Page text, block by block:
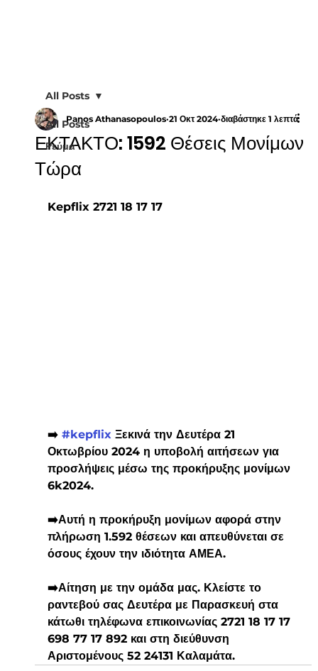
All Posts
Ρεύμα
All Posts
ΕΚΤΑΚΤΟ: 1592 Θέσεις Μονίμων
Τώρα
Panos Athanasopoulos 21 Οκτ 2024 διαβάστηκε 1 λεπτά
Kepflix 2721 18 17 17
➡️ #kepflix Ξεκινά την Δευτέρα 21
Οκτωβρίου 2024 η υποβολή αιτήσεων για
προσλήψεις μέσω της προκήρυξης μονίμων
6k2024.
➡️Αυτή η προκήρυξη μονίμων αφορά στην
πλήρωση 1.592 θέσεων και απευθύνεται σε
όσους έχουν την ιδιότητα ΑΜΕΑ.
➡️Αίτηση με την ομάδα μας. Κλείστε το
ραντεβού σας Δευτέρα με Παρασκευή στα
κάτωθι τηλέφωνα επικοινωνίας 2721 18 17 17
698 77 17 892 και στη διεύθυνση
Αριστομένους 52 24131 Καλαμάτα.